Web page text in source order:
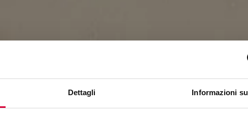
Dettagli Informazioni